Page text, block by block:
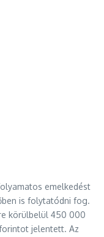
emelkedést
is folytatódni fog.
körülbelül 450 000
jelentett. Az